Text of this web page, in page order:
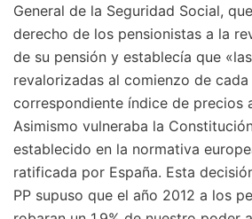
General de la Seguridad Social,
derecho de los pensionistas a la
de su pensión y establecía que
revalorizadas al comienzo de
correspondiente índice de precios
Asimismo vulneraba la
establecido en la normativa
ratificada por España. Esta
PP supuso que el año 2012 a los